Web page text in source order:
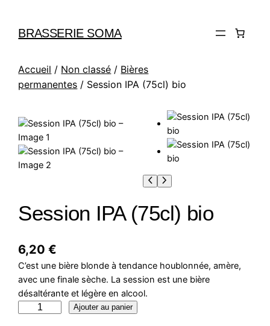
BRASSERIE SOMA
Accueil / Non classé / Bières
permanentes / Session IPA (75cl) bio
Session IPA (75cl) bio
6,20€
C’est une bière blonde à tendance houblonnée, amère,
avec une finale sèche. La session est une bière
désaltérante et légère en alcool.
Ajouter au panier